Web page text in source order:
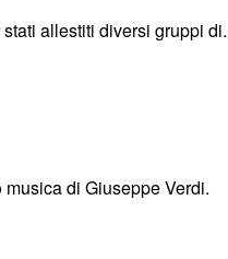
allestiti diversi gruppi
di Giuseppe Verdi.